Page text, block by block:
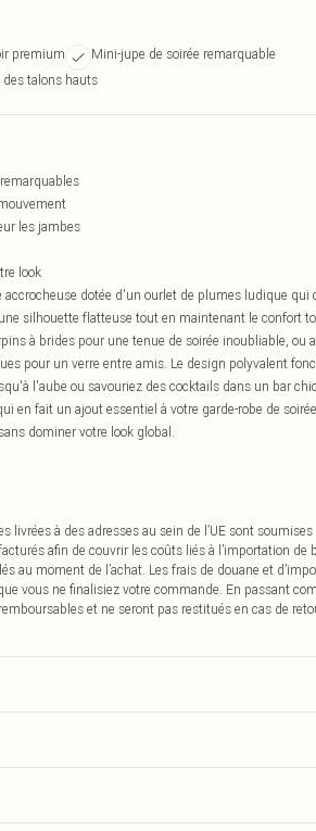
premium
Mini-jupe de soirée remarquable
des talons hauts
les jambes
look
dotée d'un ourlet de plumes ludique qui
silhouette flatteuse tout en maintenant le confort
à brides pour une tenue de soirée inoubliable, ou
pour un verre entre amis. Le design polyvalent
l'aube ou savouriez des cocktails dans un bar
en fait un ajout essentiel à votre garde-robe de
dominer votre look global.
à des adresses au sein de l’UE sont soumises
afin de couvrir les coûts liés à l’importation de
au moment de l’achat. Les frais de douane et
vous ne finalisiez votre commande. En passant
et ne seront pas restitués en cas de